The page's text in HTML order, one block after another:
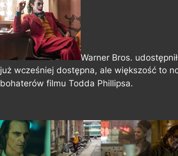
Warner Bros.
już wcześniej dostępna, ale większość to
bohaterów filmu Todda Phillipsa.